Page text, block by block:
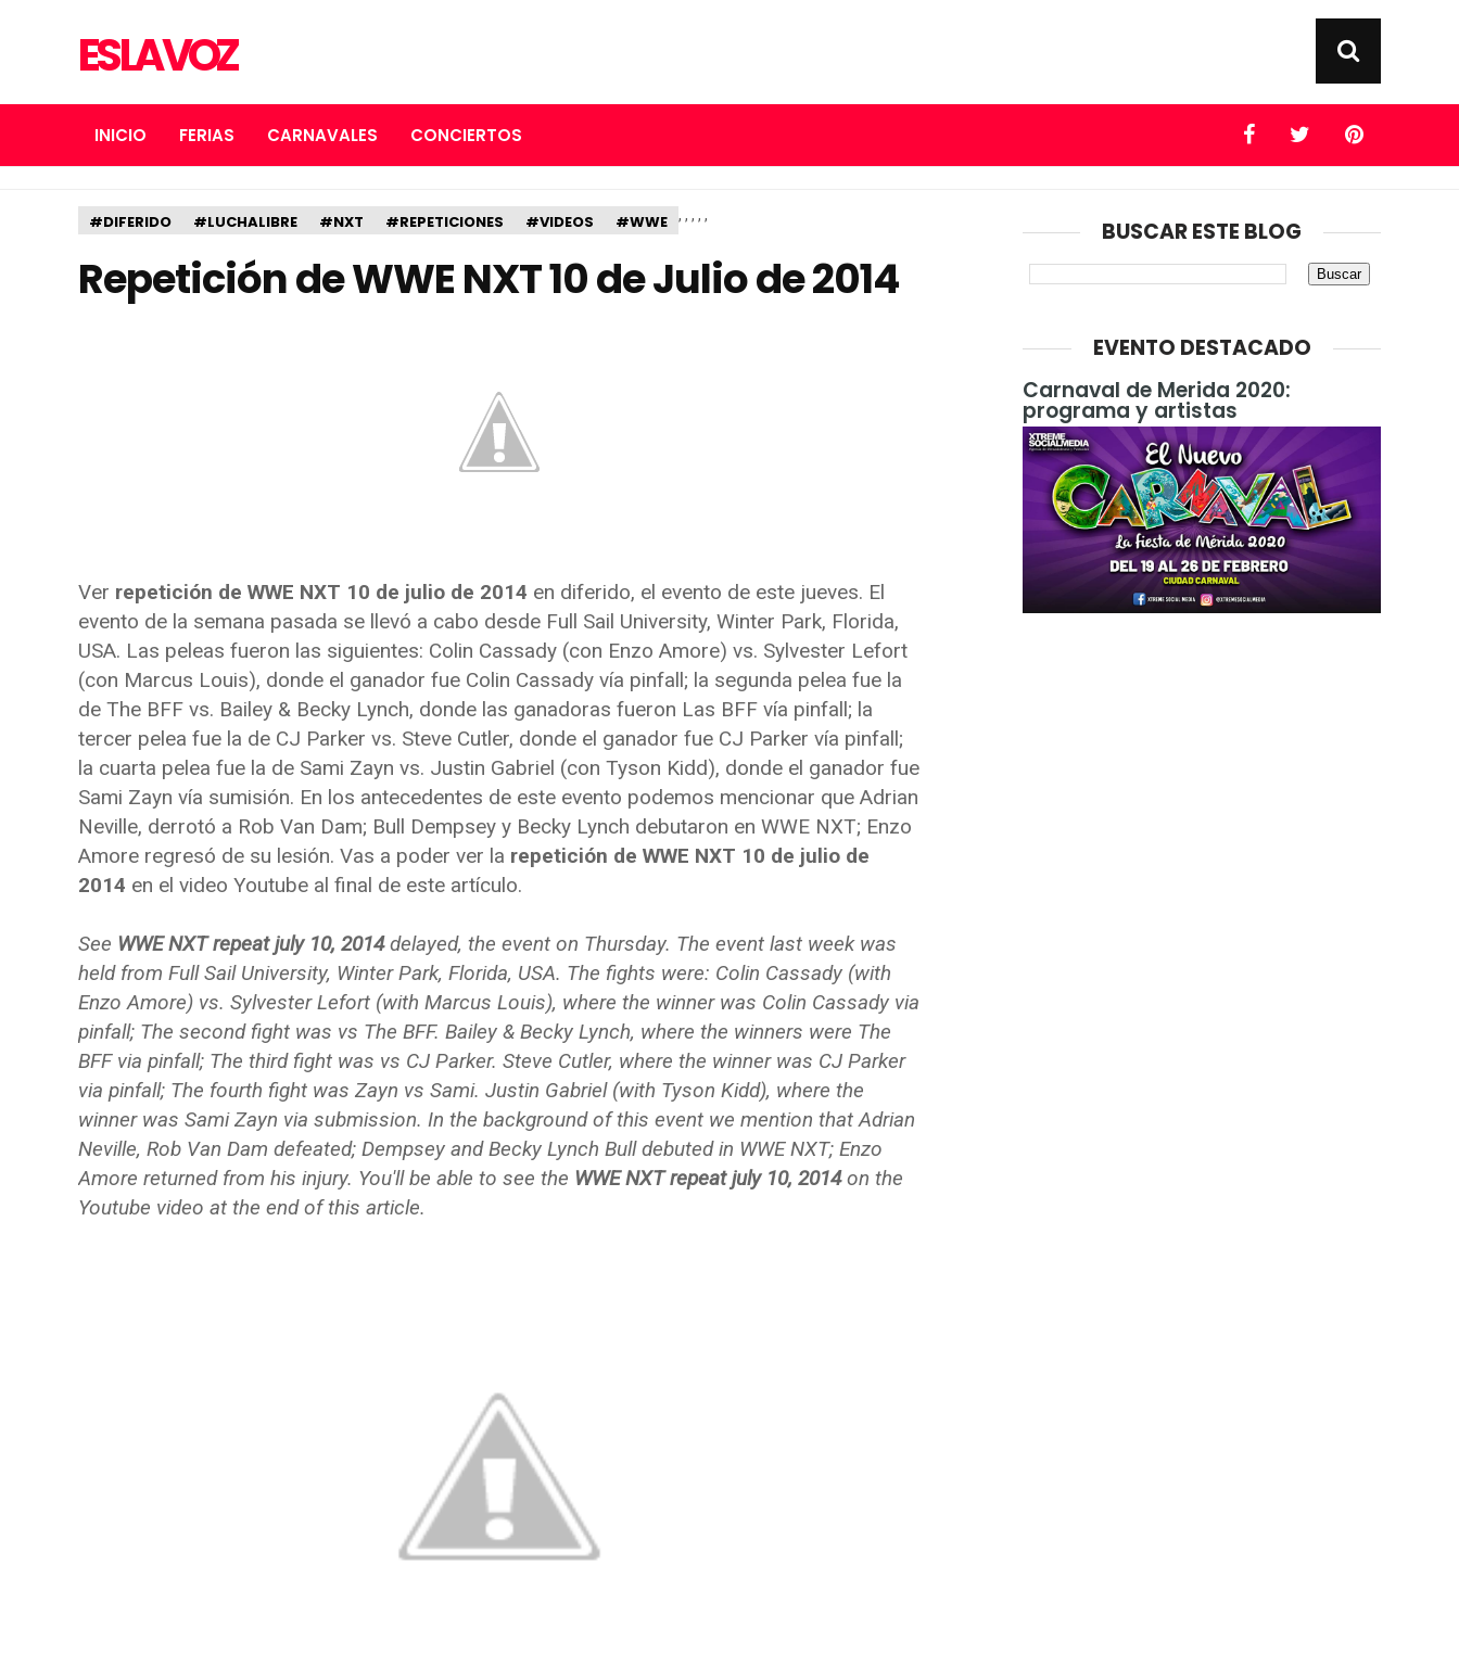
ES LA VOZ
INICIO FERIAS CARNAVALES CONCIERTOS
#DIFERIDO ,
#LUCHALIBRE ,
#NXT ,
#REPETICIONES ,
#VIDEOS ,
#WWE
Repetición de WWE NXT 10 de Julio de 2014
Ver repetición de WWE NXT 10 de julio de 2014 en diferido, el evento de este jueves. El
evento de la semana pasada se llevó a cabo desde Full Sail University, Winter Park, Florida,
USA. Las peleas fueron las siguientes: Colin Cassady (con Enzo Amore) vs. Sylvester Lefort
(con Marcus Louis), donde el ganador fue Colin Cassady vía pinfall; la segunda pelea fue la
de The BFF vs. Bailey & Becky Lynch, donde las ganadoras fueron Las BFF vía pinfall; la
tercer pelea fue la de CJ Parker vs. Steve Cutler, donde el ganador fue CJ Parker vía pinfall;
la cuarta pelea fue la de Sami Zayn vs. Justin Gabriel (con Tyson Kidd), donde el ganador fue
Sami Zayn vía sumisión. En los antecedentes de este evento podemos mencionar que Adrian
Neville, derrotó a Rob Van Dam; Bull Dempsey y Becky Lynch debutaron en WWE NXT; Enzo
Amore regresó de su lesión. Vas a poder ver la repetición de WWE NXT 10 de julio de
2014 en el video Youtube al final de este artículo.
See WWE NXT repeat july 10, 2014delayed, the event on Thursday. The event last week was
held from Full Sail University, Winter Park, Florida, USA. The fights were: Colin Cassady (with
Enzo Amore) vs. Sylvester Lefort (with Marcus Louis), where the winner was Colin Cassady via
pinfall; The second fight was vs The BFF. Bailey & Becky Lynch, where the winners were The
BFF via pinfall; The third fight was vs CJ Parker. Steve Cutler, where the winner was CJ Parker
via pinfall; The fourth fight was Zayn vs Sami. Justin Gabriel (with Tyson Kidd), where the
winner was Sami Zayn via submission. In the background of this event we mention that Adrian
Neville, Rob Van Dam defeated; Dempsey and Becky Lynch Bull debuted in WWE NXT; Enzo
Amore returned from his injury. You'll be able to see the WWE NXT repeat july 10, 2014on the
Youtube video at the end of this article.
BUSCAR ESTE BLOG
EVENTO DESTACADO
Carnaval de Merida 2020:
programa y artistas